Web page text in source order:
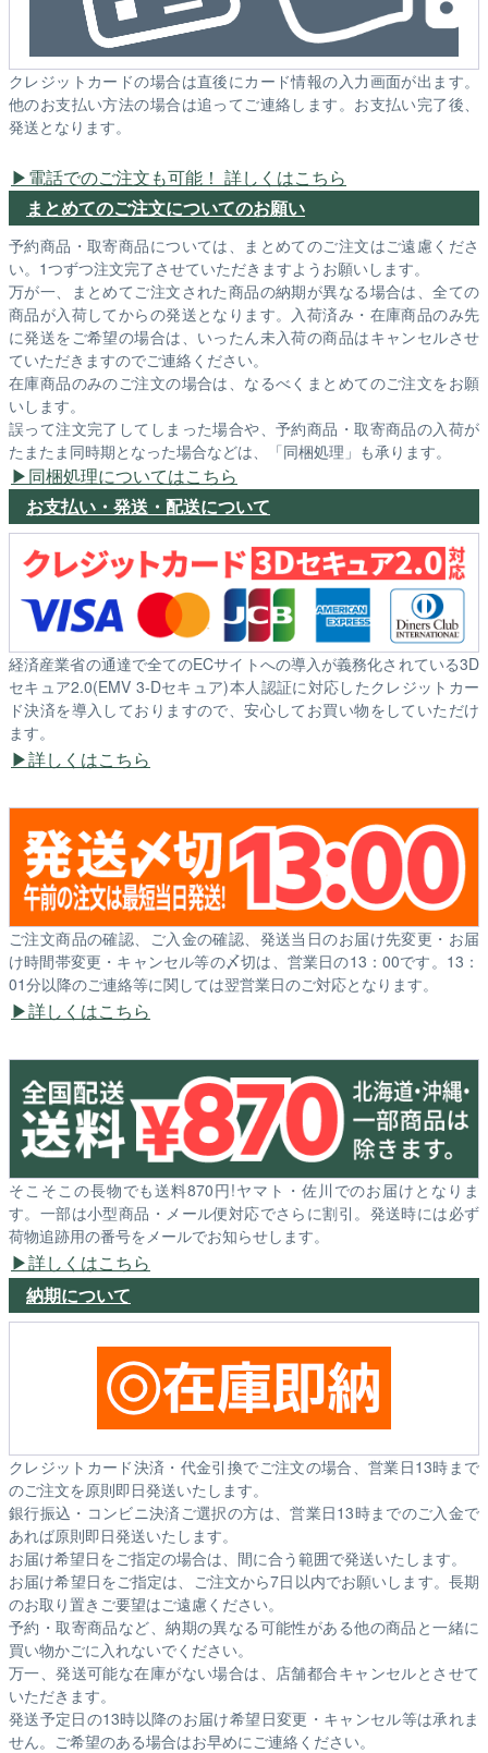
クレジットカードの場合は直後にカード情報の入力画面が出ます。
他のお支払い方法の場合は追ってご連絡します。お支払い完了後、
発送となります。
電話でのご注文も可能！ 詳しくはこちら
まとめてのご注文についてのお願い
予約商品・取寄商品については、まとめてのご注文はご遠慮くださ
い。1つずつ注文完了させていただきますようお願いします。
万が一、まとめてご注文された商品の納期が異なる場合は、全ての
商品が入荷してからの発送となります。入荷済み・在庫商品のみ先
に発送をご希望の場合は、いったん未入荷の商品はキャンセルさせ
ていただきますのでご連絡ください。
在庫商品のみのご注文の場合は、なるべくまとめてのご注文をお願
いします。
誤って注文完了してしまった場合や、予約商品・取寄商品の入荷が
たまたま同時期となった場合などは、「同梱処理」も承ります。
同梱処理についてはこちら
お支払い・発送・配送について
経済産業省の通達で全てのECサイトへの導入が義務化されている3D
セキュア2.0(EMV 3-Dセキュア)本人認証に対応したクレジットカー
ド決済を導入しておりますので、安心してお買い物をしていただけ
ます。
詳しくはこちら
ご注文商品の確認、ご入金の確認、発送当日のお届け先変更・お届
け時間帯変更・キャンセル等の〆切は、営業日の13：00です。13：
01分以降のご連絡等に関しては翌営業日のご対応となります。
詳しくはこちら
そこそこの長物でも送料870円!ヤマト・佐川でのお届けとなりま
す。一部は小型商品・メール便対応でさらに割引。発送時には必ず
荷物追跡用の番号をメールでお知らせします。
詳しくはこちら
納期について
クレジットカード決済・代金引換でご注文の場合、営業日13時まで
のご注文を原則即日発送いたします。
銀行振込・コンビニ決済ご選択の方は、営業日13時までのご入金で
あれば原則即日発送いたします。
お届け希望日をご指定の場合は、間に合う範囲で発送いたします。
お届け希望日をご指定は、ご注文から7日以内でお願いします。長期
のお取り置きご要望はご遠慮ください。
予約・取寄商品など、納期の異なる可能性がある他の商品と一緒に
買い物かごに入れないでください。
万一、発送可能な在庫がない場合は、店舗都合キャンセルとさせて
いただきます。
発送予定日の13時以降のお届け希望日変更・キャンセル等は承れま
せん。ご希望のある場合はお早めにご連絡ください。